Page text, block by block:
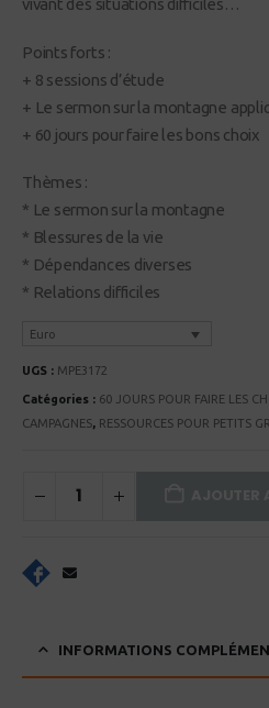
vivant des situations difficiles…
Points forts :
+ 8 sessions d’étude
+ Le sermon sur la montagne
+ 60 jours pour faire les bons choix
Thèmes :
* Le sermon sur la montagne
* Blessures de la vie
* Dépendances diverses
* Relations difficiles
Euro
UGS : MPE3172
Catégories : 60 JOURS POUR FAIRE LES
CAMPAGNES, RESSOURCES POUR PETITS
INFORMATIONS